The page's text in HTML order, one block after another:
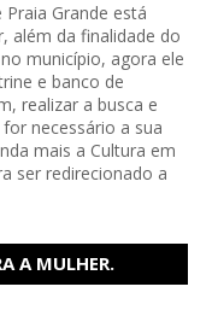
Grande está
além da finalidade do
município, agora ele
e banco de
realizar a busca e
necessário a sua
mais a Cultura em
ser redirecionado a
A MULHER.